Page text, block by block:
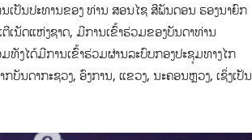
ເປັນປະທານຂອງ ທ່ານ ສອນໄຊ ສີພັນດອນ ຮອງນາຍົກ
ນັດແຫ່ງຊາດ, ມີການເຂົ້າຮ່ວມຂອງບັນດາທ່ານ
ງໄດ້ມີການເຂົ້າຮ່ວມຜ່ານລະບົບກອງປະຊຸມທາງໄກ
ບັນດາກະຊວງ, ອົງການ, ແຂວງ, ນະຄອນຫຼວງ, ເຊິ່ງເປັນ